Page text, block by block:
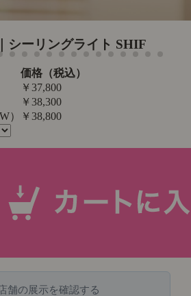
シーリングライト SHIF
価格（税込）
￥37,800
￥38,300
）
￥38,800
舗の展示を確認する